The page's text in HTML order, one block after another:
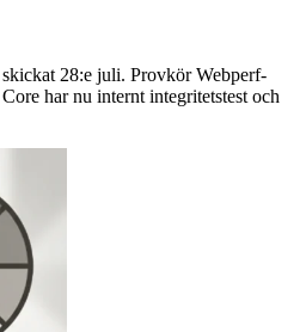
28:e juli. Provkör Webperf-
har nu internt integritetstest och